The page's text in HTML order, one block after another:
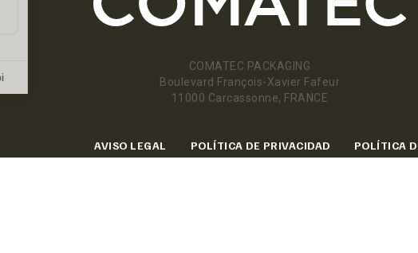
COMATEC PACKAGING
Boulevard François-Xavier Fafeur
11000 Carcassonne, FRANCE
AVISO LEGAL POLÍTICA DE PRIVACIDAD POLÍTICA